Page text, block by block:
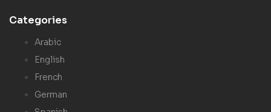
Categories
Arabic
English
French
German